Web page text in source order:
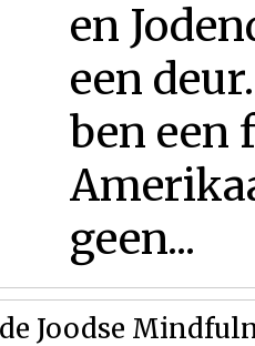
en
een
ben een
geen...
Joodse